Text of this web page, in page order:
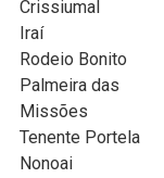
Crissiumal
Iraí
Rodeio Bonito
Palmeira das
Missões
Tenente Portela
Nonoai